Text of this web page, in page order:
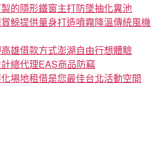
的隱形鐵窗主打防墜抽化糞池
鯨提供量身打造噴霧降溫傳統風機
雄借款方式澎湖自由行想體驗
總代理EAS商品防竊
場地租借是您最佳台北活動空間